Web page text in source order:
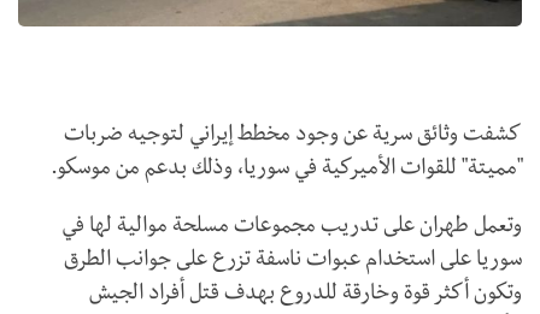
كشفت وثائق سرية عن وجود مخطط إيراني لتوجيه ضربات
"مميتة" للقوات الأميركية في سوريا، وذلك بدعم من موسكو.
وتعمل طهران على تدريب مجموعات مسلحة موالية لها في
سوريا على استخدام عبوات ناسفة تزرع على جوانب الطرق
وتكون أكثر قوة وخارقة للدروع بهدف قتل أفراد الجيش